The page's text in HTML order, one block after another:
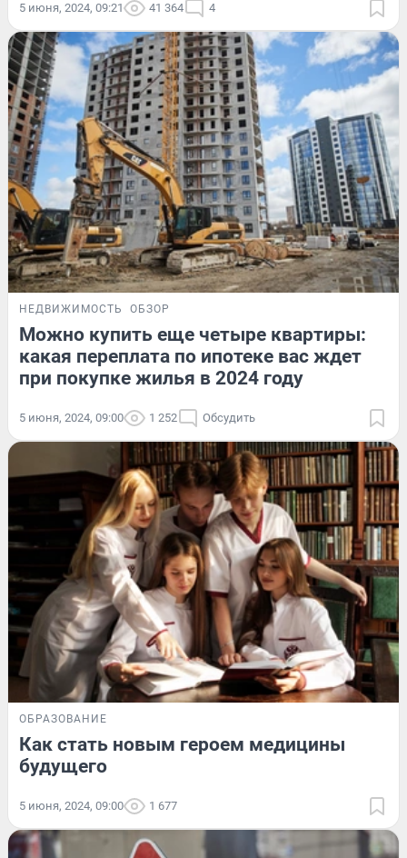
5 июня, 2024, 09:21 41 364 4
НЕДВИЖИМОСТЬ ОБЗОР
Можно купить еще четыре квартиры:
какая переплата по ипотеке вас ждет
при покупке жилья в 2024 году
5 июня, 2024, 09:00 1 252 Обсудить
ОБРАЗОВАНИЕ
Как стать новым героем медицины
будущего
5 июня, 2024, 09:00 1 677